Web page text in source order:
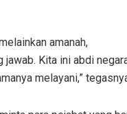
amanah,
jawab. Kita ini abdi
melayani,”